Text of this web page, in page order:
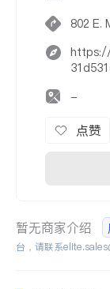
802 E.
-
点赞
暂无商家介绍
台，请联系